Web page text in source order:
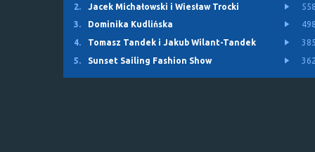
2.
Jacek Michałowski i Wiesław Trocki
3.
Dominika Kudlińska
4.
Tomasz Tandek i Jakub Wilant-Tandek
5.
Sunset Sailing Fashion Show